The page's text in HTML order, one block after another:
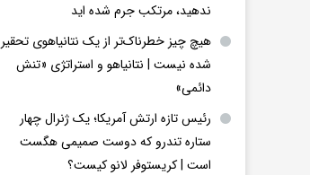
ندهید، مرتکب جرم شده اید
هیچ چیز خطرناک‌تر از یک نتانیاهوی تحقیر
شده نیست | نتانیاهو و استراتژی «تنش
دائمی»
رئیس تازه ارتش آمریکا؛ یک ژنرال چهار
ستاره تندرو که دوست صمیمی هگست
است | کریستوفر لانو کیست؟